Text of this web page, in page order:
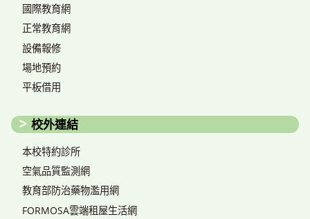
國際教育網
正常教育網
設備報修
場地預約
平板借用
校外連結
本校特約診所
空氣品質監測網
教育部防治藥物濫用網
FORMOSA雲端租屋生活網